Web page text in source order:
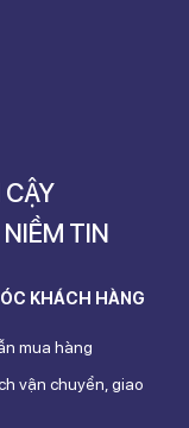
TIN
KHÁCH HÀNG
mua hàng
vận chuyển, giao